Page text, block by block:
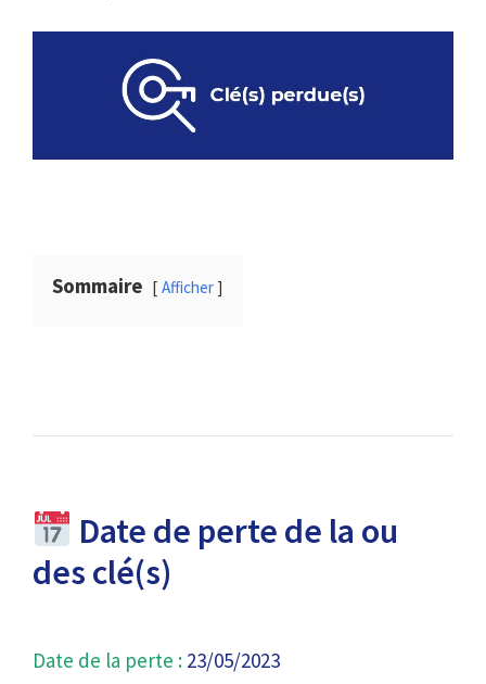
Sommaire Afficher
Date de perte de la ou
des clé(s)
Date de la perte : 23/05/2023